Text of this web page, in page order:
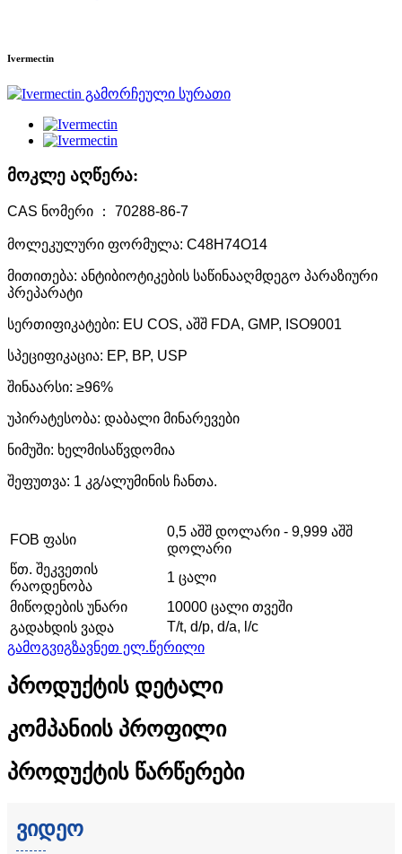
Ivermectin
მოკლე აღწერა:
CAS ნომერი ： 70288-86-7
მოლეკულური ფორმულა: C48H74O14
მითითება: ანტიბიოტიკების საწინააღმდეგო პარაზიური
პრეპარატი
სერთიფიკატები: EU COS, აშშ FDA, GMP, ISO9001
სპეციფიკაცია: EP, BP, USP
შინაარსი: ≥96%
უპირატესობა: დაბალი მინარევები
ნიმუში: ხელმისაწვდომია
შეფუთვა: 1 კგ/ალუმინის ჩანთა.
FOB ფასი
0,5 აშშ დოლარი - 9,999 აშშ
დოლარი
წთ. შეკვეთის
რაოდენობა
1 ცალი
მიწოდების უნარი
10000 ცალი თვეში
გადახდის ვადა
T/t, d/p, d/a, l/c
გამოგვიგზავნეთ ელ.წერილი
პროდუქტის დეტალი
კომპანიის პროფილი
პროდუქტის წარწერები
ვიდეო